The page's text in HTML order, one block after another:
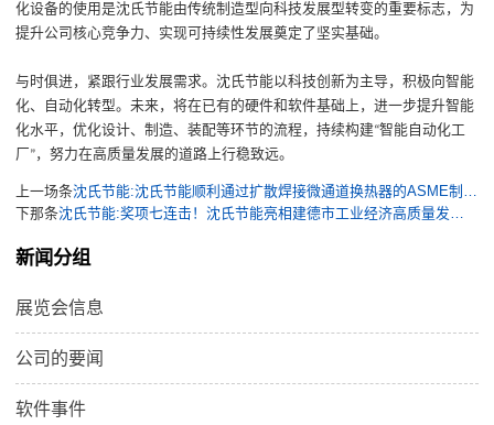
化设备的使用是沈氏节能由传统制造型向科技发展型转变的重要标志，为
提升公司核心竞争力、实现可持续性发展奠定了坚实基础。
与时俱进，紧跟行业发展需求。沈氏节能以科技创新为主导，积极向智能
化、自动化转型。未来，将在已有的硬件和软件基础上，进一步提升智能
化水平，优化设计、制造、装配等环节的流程，持续构建“智能自动化工
厂 ”，努力在高质量发展的道路上行稳致远。
上一场条
下那条
新闻分组
展览会信息
公司的要闻
软件事件